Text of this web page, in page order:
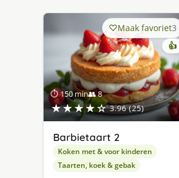
⏱ 150 min👥 8
★★★★☆ 3.96 (25)
Maak favoriet3
👍
Barbietaart 2
Koken met & voor kinderen
Taarten, koek & gebak